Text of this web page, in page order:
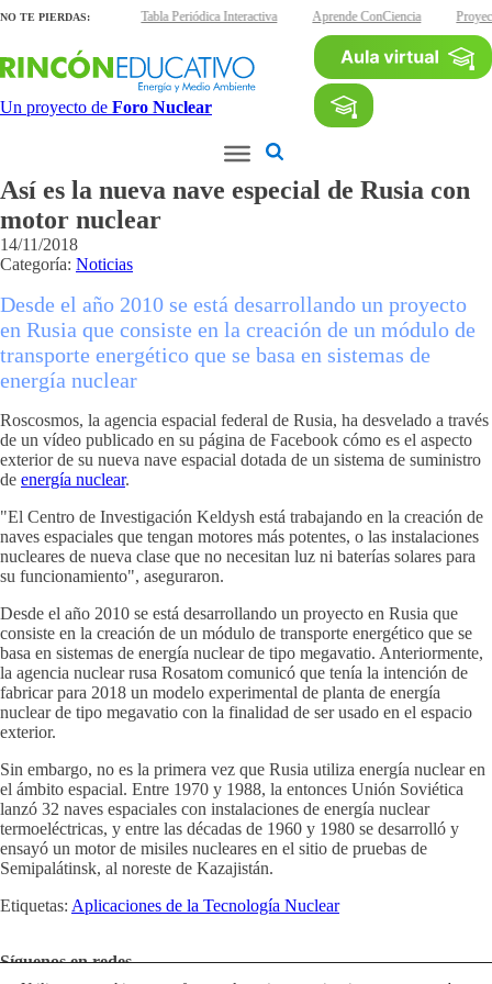
NO TE PIERDAS:
interactivas Tabla Periódica Interactiva Aprende ConCiencia
Un proyecto de Foro Nuclear
Así es la nueva nave especial de Rusia con
motor nuclear
14/11/2018
Categoría: Noticias
Desde el año 2010 se está desarrollando un proyecto
en Rusia que consiste en la creación de un módulo de
transporte energético que se basa en sistemas de
energía nuclear
Roscosmos, la agencia espacial federal de Rusia, ha desvelado a través
de un vídeo publicado en su página de Facebook cómo es el aspecto
exterior de su nueva nave espacial dotada de un sistema de suministro
de energía nuclear.
"El Centro de Investigación Keldysh está trabajando en la creación de
naves espaciales que tengan motores más potentes, o las instalaciones
nucleares de nueva clase que no necesitan luz ni baterías solares para
su funcionamiento", aseguraron.
Desde el año 2010 se está desarrollando un proyecto en Rusia que
consiste en la creación de un módulo de transporte energético que se
basa en sistemas de energía nuclear de tipo megavatio. Anteriormente,
la agencia nuclear rusa Rosatom comunicó que tenía la intención de
fabricar para 2018 un modelo experimental de planta de energía
nuclear de tipo megavatio con la finalidad de ser usado en el espacio
exterior.
Sin embargo, no es la primera vez que Rusia utiliza energía nuclear en
el ámbito espacial. Entre 1970 y 1988, la entonces Unión Soviética
lanzó 32 naves espaciales con instalaciones de energía nuclear
termoeléctricas, y entre las décadas de 1960 y 1980 se desarrolló y
ensayó un motor de misiles nucleares en el sitio de pruebas de
Semipalátinsk, al noreste de Kazajistán.
Etiquetas: Aplicaciones de la Tecnología Nuclear
Síguenos en redes